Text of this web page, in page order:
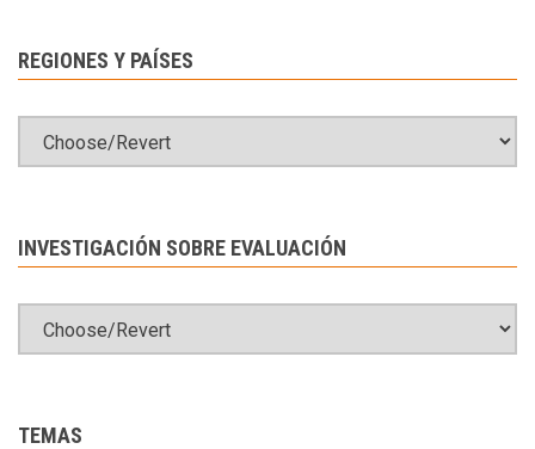
REGIONES Y PAÍSES
INVESTIGACIÓN SOBRE EVALUACIÓN
TEMAS